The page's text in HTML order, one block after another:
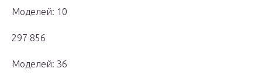
Моделей: 10
297 856
Моделей: 36